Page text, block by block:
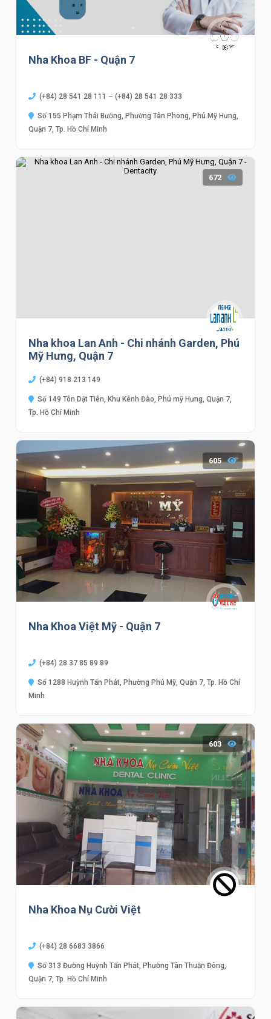
Nha Khoa BF - Quận 7
(+84) 28 541 28 111 – (+84) 28 541 28 333
Số 155 Phạm Thái Bường, Phường Tân Phong, Phú Mỹ Hưng,
Quận 7, Tp. Hồ Chí Minh
672
Nha khoa Lan Anh - Chi nhánh Garden, Phú
Mỹ Hưng, Quận 7
(+84) 918 213 149
Số 149 Tôn Dật Tiên, Khu Kênh Đào, Phú mỹ Hưng, Quận 7,
Tp. Hồ Chí Minh
605
Nha Khoa Việt Mỹ - Quận 7
(+84) 28 37 85 89 89
Số 1288 Huỳnh Tấn Phát, Phường Phú Mỹ, Quận 7, Tp. Hồ Chí
Minh
603
Nha Khoa Nụ Cười Việt
(+84) 28 6683 3866
Số 313 Đường Huỳnh Tấn Phát, Phường Tân Thuận Đông,
Quận 7, Tp. Hồ Chí Minh